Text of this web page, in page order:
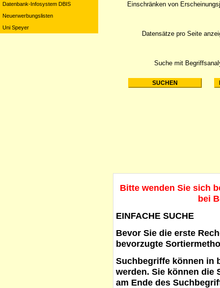
Datenbank-Infosystem DBIS
Neuerwerbungslisten
Uni Speyer
Suche mit
Einschränken von
Datensätze pro Seite
Bitte wenden Sie sich
bei
EINFACHE SUCHE
Bevor Sie die erste
bevorzugte
Suchbegriffe können in
werden. Sie können die
am Ende des